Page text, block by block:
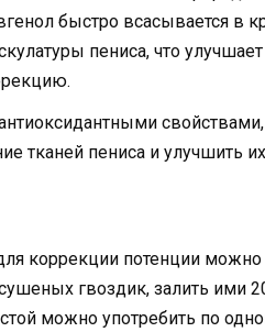
быстро всасывается в
пениса, что
тканей пениса и улучшить
коррекции потенции можно
гвоздик, залить ими
можно употребить по